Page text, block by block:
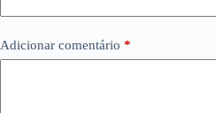
Adicionar comentário *